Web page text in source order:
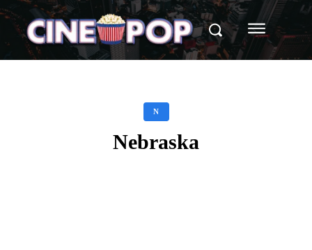
N
Nebraska